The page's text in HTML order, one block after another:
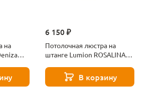
на
6 150 ₽
Потолочная люстра на
штанге Lumion ROSALINA
В корзину